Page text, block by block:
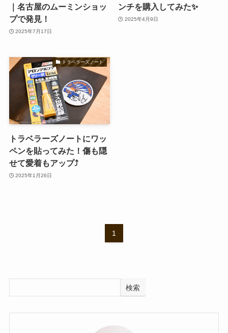
｜名古屋のムーミンショッ
プで発見！
2025年7月17日
ンチを購入してみた✨
2025年4月9日
トラベラーズノート
トラベラーズノートにワッ
ペンを貼ってみた！傷も隠
せて愛着もアップ⤴️
2025年1月26日
1
検索